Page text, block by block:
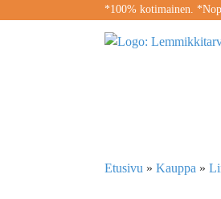
*100% kotimainen.
Etusivu »Kauppa »